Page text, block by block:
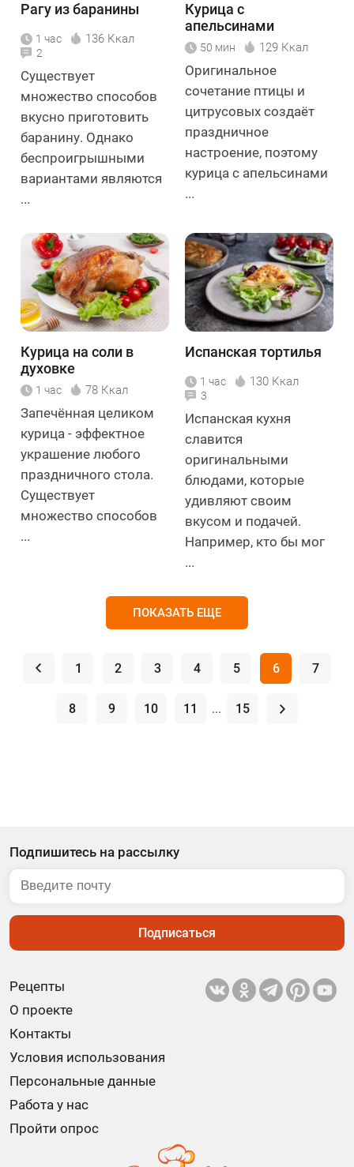
Рагу из баранины
1 час 136 Ккал
2
Существует
множество способов
вкусно приготовить
баранину. Однако
беспроигрышными
вариантами являются
...
Курица с
апельсинами
50 мин 129 Ккал
Оригинальное
сочетание птицы и
цитрусовых создаёт
праздничное
настроение, поэтому
курица с апельсинами
...
Курица на соли в
духовке
1 час 78 Ккал
Запечённая целиком
курица - эффектное
украшение любого
праздничного стола.
Существует
множество способов
...
Испанская тортилья
1 час 130 Ккал
3
Испанская кухня
славится
оригинальными
блюдами, которые
удивляют своим
вкусом и подачей.
Например, кто бы мог
...
ПОКАЗАТЬ ЕЩЕ
. 1 2 3 4 5 6 7
8 9 10 11 ... 15 .
Рецепты
О проекте
Контакты
Условия использования
Персональные данные
Работа у нас
Пройти опрос
Подпишитесь на рассылку
Подписаться